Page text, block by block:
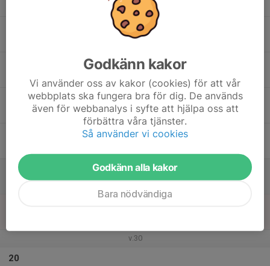
Åtvidaberg FF - Stenkullen GoIK
Gothia cup
14:30
15:30
SK Freidig 2 - Stenkullen GoIK
Bergsjövallen 3
Gothia cup
18
18:00
Gothia cup
Göteborg
v.30
20
Godkänn kakor
Vi använder oss av kakor (cookies) för att vår
webbplats ska fungera bra för dig. De används
även för webbanalys i syfte att hjälpa oss att
förbättra våra tjänster.
Så använder vi cookies
Godkänn alla kakor
Bara nödvändiga